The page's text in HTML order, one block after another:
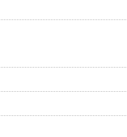
eine
Bei